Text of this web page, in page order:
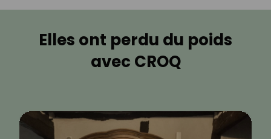
Elles ont perdu du poids
avec CROQ